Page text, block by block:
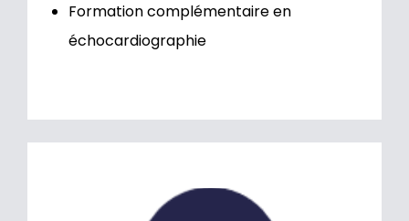
Formation complémentaire en
échocardiographie